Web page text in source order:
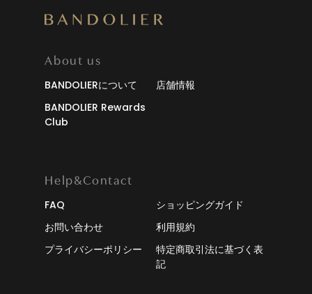
About us
BANDOLIERについて
店舗情報
BANDOLIER Rewards
Club
Help&Contact
FAQ
ショッピングガイド
お問い合わせ
利用規約
プライバシーポリシー
特定商取引法に基づく表
記